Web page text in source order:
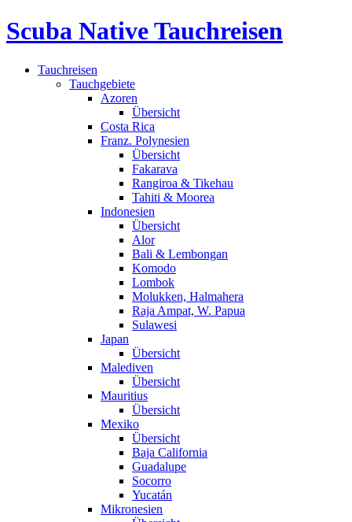
Scuba Native Tauchreisen
Tauchreisen
Tauchgebiete
Azoren
Übersicht
Costa Rica
Franz. Polynesien
Übersicht
Fakarava
Rangiroa & Tikehau
Tahiti & Moorea
Indonesien
Übersicht
Alor
Bali & Lembongan
Komodo
Lombok
Molukken, Halmahera
Raja Ampat, W. Papua
Sulawesi
Japan
Übersicht
Malediven
Übersicht
Mauritius
Übersicht
Mexiko
Übersicht
Baja California
Guadalupe
Socorro
Yucatán
Mikronesien